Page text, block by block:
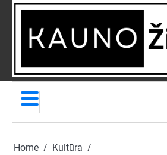
Skip
Home
Kultūra